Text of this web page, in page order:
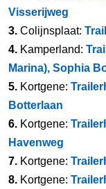
Visserijweg
3. Colijnsplaat:
4. Kamperland:
Marina), Sophia
5. Kortgene:
Botterlaan
6. Kortgene:
Havenweg
7. Kortgene:
8. Kortgene: